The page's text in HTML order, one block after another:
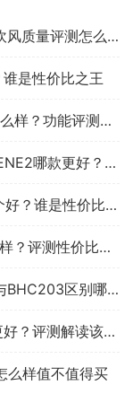
「买前告知」电吹风艾沃得艾沃得电吹风质量评测怎么样好不好用？
是性价比之王
实际情况解读飞利浦吹风机hp8120怎么样？功能评测结果
【开箱解读】松下EH-WNE6A和EH-ENE2哪款更好？良心点评配置区别
口碑实情分析追觅ahd5和shph52哪个好？谁是性价比之王
口碑实情分析奔腾ph1602吹风机怎么样？评测性价比高吗
「买前告知」飞利浦吹风机BHC200与BHC203区别哪款更适合？评测质量好不好
【已开箱】徕芬lf03和lf02区别哪款更好？评测解读该怎么选
么样值不值得买